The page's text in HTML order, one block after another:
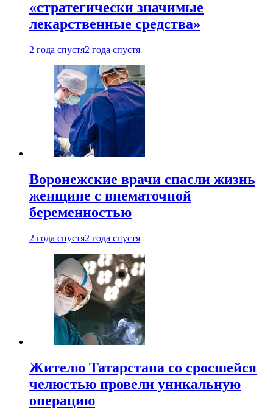
«стратегически значимые
лекарственные средства»
2 года спустя2 года спустя
Воронежские врачи спасли жизнь
женщине с внематочной
беременностью
2 года спустя2 года спустя
Жителю Татарстана со сросшейся
челюстью провели уникальную
операцию